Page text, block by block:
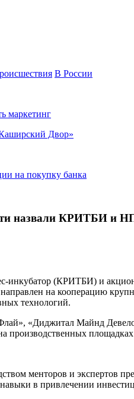
В России
маркетинг
Двор»
на покупку банка
назвали КРИТБИ и
инкубатор (КРИТБИ) и
на кооперацию
технологий.
«Диджитал Майнд
площадках
менторов и
в привлечении